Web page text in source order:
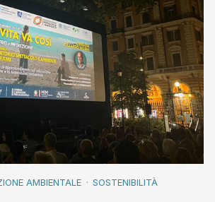
AMBIENTALE SOSTENIBILITÀ